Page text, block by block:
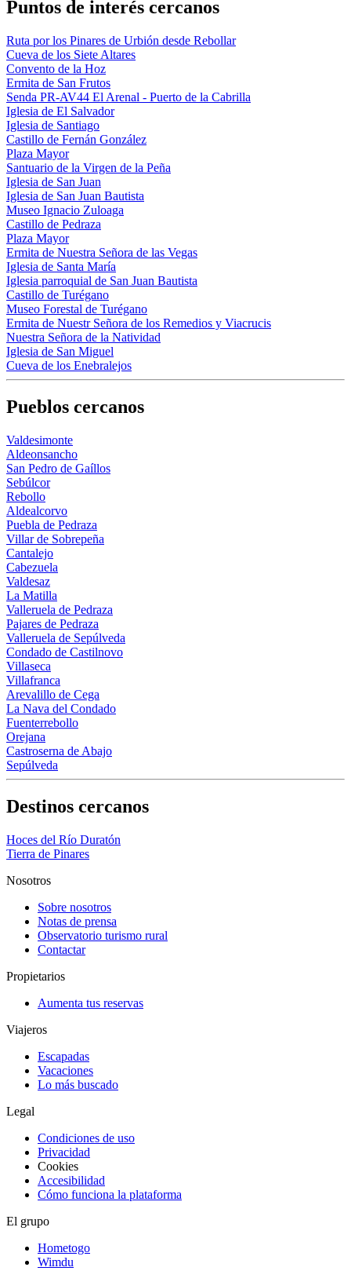
Puntos de interés cercanos
Ruta por los Pinares de Urbión desde Rebollar
Cueva de los Siete Altares
Convento de la Hoz
Ermita de San Frutos
Senda PR-AV44 El Arenal - Puerto de la Cabrilla
Iglesia de El Salvador
Iglesia de Santiago
Castillo de Fernán González
Plaza Mayor
Santuario de la Virgen de la Peña
Iglesia de San Juan
Iglesia de San Juan Bautista
Museo Ignacio Zuloaga
Castillo de Pedraza
Plaza Mayor
Ermita de Nuestra Señora de las Vegas
Iglesia de Santa María
Iglesia parroquial de San Juan Bautista
Castillo de Turégano
Museo Forestal de Turégano
Ermita de Nuestr Señora de los Remedios y Viacrucis
Nuestra Señora de la Natividad
Iglesia de San Miguel
Cueva de los Enebralejos
Pueblos cercanos
Valdesimonte
Aldeonsancho
San Pedro de Gaíllos
Sebúlcor
Rebollo
Aldealcorvo
Puebla de Pedraza
Villar de Sobrepeña
Cantalejo
Cabezuela
Valdesaz
La Matilla
Valleruela de Pedraza
Pajares de Pedraza
Valleruela de Sepúlveda
Condado de Castilnovo
Villaseca
Villafranca
Arevalillo de Cega
La Nava del Condado
Fuenterrebollo
Orejana
Castroserna de Abajo
Sepúlveda
Destinos cercanos
Hoces del Río Duratón
Tierra de Pinares
Nosotros
Sobre nosotros
Notas de prensa
Observatorio turismo rural
Contactar
Propietarios
Aumenta tus reservas
Viajeros
Escapadas
Vacaciones
Lo más buscado
Legal
Condiciones de uso
Privacidad
Cookies
Accesibilidad
Cómo funciona la plataforma
El grupo
Hometogo
Wimdu